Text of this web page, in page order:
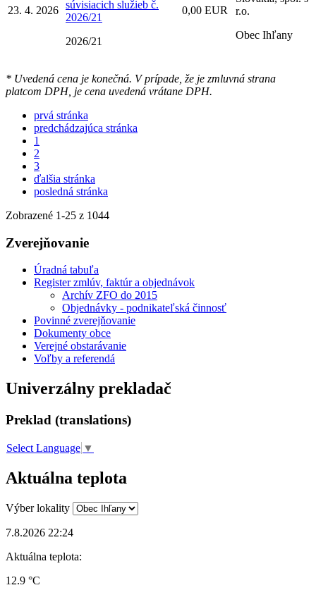
23. 4. 2026 súvisiacich služieb č.
2026/21
2026/21
0,00 EUR
r.o.
Obec Ihľany
* Uvedená cena je konečná. V prípade, že je zmluvná strana
platcom DPH, je cena uvedená vrátane DPH.
prvá stránka
predchádzajúca stránka
1
2
3
ďalšia stránka
posledná stránka
Zobrazené 1-25 z 1044
Zverejňovanie
Úradná tabuľa
Register zmlúv, faktúr a objednávok
Archív ZFO do 2015
Objednávky - podnikateľská činnosť
Povinné zverejňovanie
Dokumenty obce
Verejné obstarávanie
Voľby a referendá
Univerzálny prekladač
Preklad (translations)
Select Language ▼
Aktuálna teplota
Výber lokality
7.8.2026 22:24
Aktuálna teplota:
12.9 °C